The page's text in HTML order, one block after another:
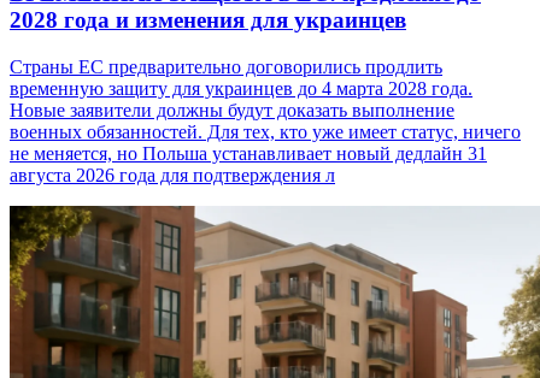
2028 года и изменения для украинцев
Страны ЕС предварительно договорились продлить
временную защиту для украинцев до 4 марта 2028 года.
Новые заявители должны будут доказать выполнение
военных обязанностей. Для тех, кто уже имеет статус, ничего
не меняется, но Польша устанавливает новый дедлайн 31
августа 2026 года для подтверждения л